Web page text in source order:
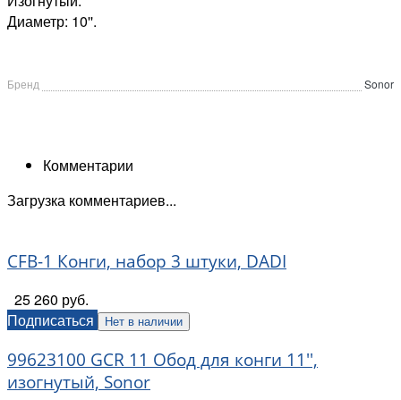
Диаметр: 10''.
Бренд Sonor
Комментарии
Загрузка комментариев...
CFB-1 Конги, набор 3 штуки, DADI
25 260 руб.
Подписаться
Нет в наличии
99623100 GCR 11 Обод для конги 11'',
изогнутый, Sonor